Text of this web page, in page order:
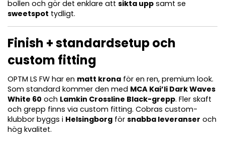
bollen och gör det enklare att sikta upp samt se
sweetspot tydligt.
Finish + standardsetup och
custom fitting
OPTM LS FW har en matt krona för en ren, premium look.
Som standard kommer den med MCA Kai’li Dark Waves
White 60 och Lamkin Crossline Black-grepp. Fler skaft
och grepp finns via custom fitting. Cobras custom-
klubbor byggs i Helsingborg för snabba leveranser och
hög kvalitet.